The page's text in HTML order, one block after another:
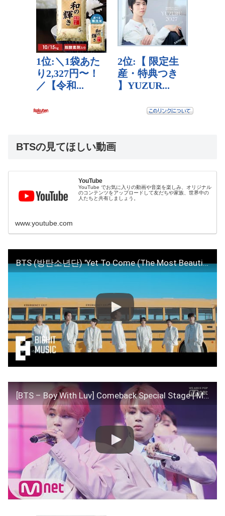
BTSの見てほしい動画
YouTube
YouTube でお気に入りの動画や音楽を楽しみ、オリジナル
のコンテンツをアップロードして友だちや家族、世界中の
人たちと共有しましょう。
www.youtube.com
BTS (방탄소년단) 'Yet To Come (The Most Beautiful Moment)' Official MV
[BTS – Boy With Luv] Comeback Special Stage | M COUNTDOWN 190418 EP.615